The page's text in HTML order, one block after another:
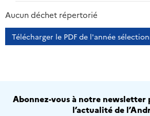
2013 2014
Aucun déchet répertorié
Télécharger le PDF de l'année
Abonnez-vous à notre
l’actualité de